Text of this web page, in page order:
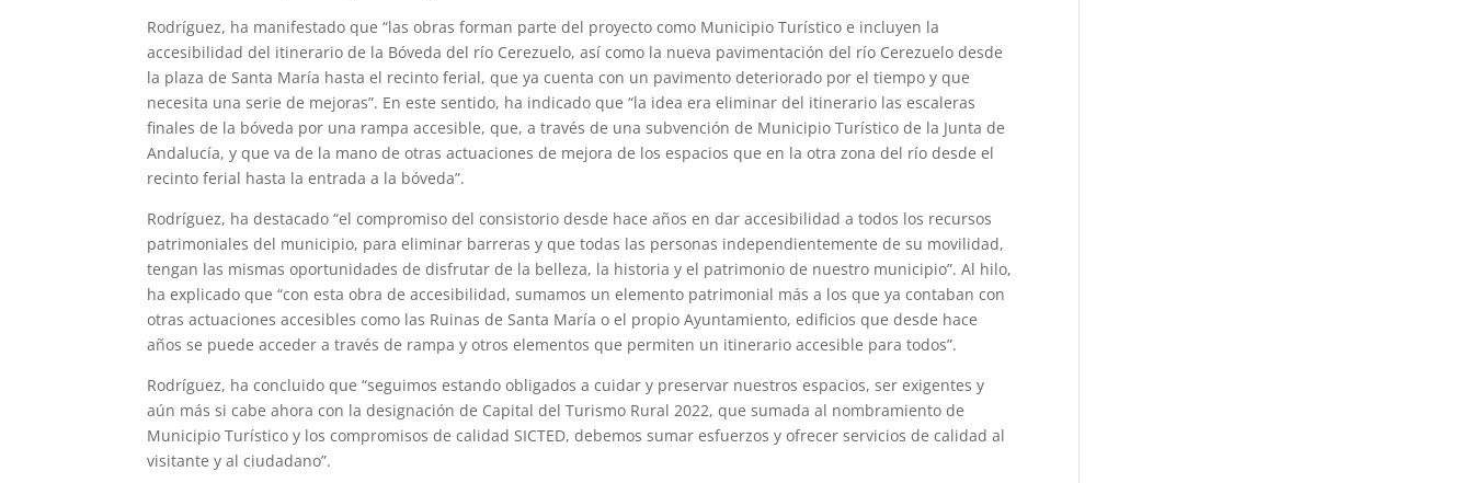
Rodríguez, ha manifestado que “las obras forman parte del proyecto como Municipio Turístico e incluyen la
accesibilidad del itinerario de la Bóveda del río Cerezuelo, así como la nueva pavimentación del río Cerezuelo desde
la plaza de Santa María hasta el recinto ferial, que ya cuenta con un pavimento deteriorado por el tiempo y que
necesita una serie de mejoras”. En este sentido, ha indicado que “la idea era eliminar del itinerario las escaleras
finales de la bóveda por una rampa accesible, que, a través de una subvención de Municipio Turístico de la Junta de
Andalucía, y que va de la mano de otras actuaciones de mejora de los espacios que en la otra zona del río desde el
recinto ferial hasta la entrada a la bóveda”.
Rodríguez, ha destacado “el compromiso del consistorio desde hace años en dar accesibilidad a todos los recursos
patrimoniales del municipio, para eliminar barreras y que todas las personas independientemente de su movilidad,
tengan las mismas oportunidades de disfrutar de la belleza, la historia y el patrimonio de nuestro municipio”. Al hilo,
ha explicado que “con esta obra de accesibilidad, sumamos un elemento patrimonial más a los que ya contaban con
otras actuaciones accesibles como las Ruinas de Santa María o el propio Ayuntamiento, edificios que desde hace
años se puede acceder a través de rampa y otros elementos que permiten un itinerario accesible para todos”.
Rodríguez, ha concluido que “seguimos estando obligados a cuidar y preservar nuestros espacios, ser exigentes y
aún más si cabe ahora con la designación de Capital del Turismo Rural 2022, que sumada al nombramiento de
Municipio Turístico y los compromisos de calidad SICTED, debemos sumar esfuerzos y ofrecer servicios de calidad al
visitante y al ciudadano”.